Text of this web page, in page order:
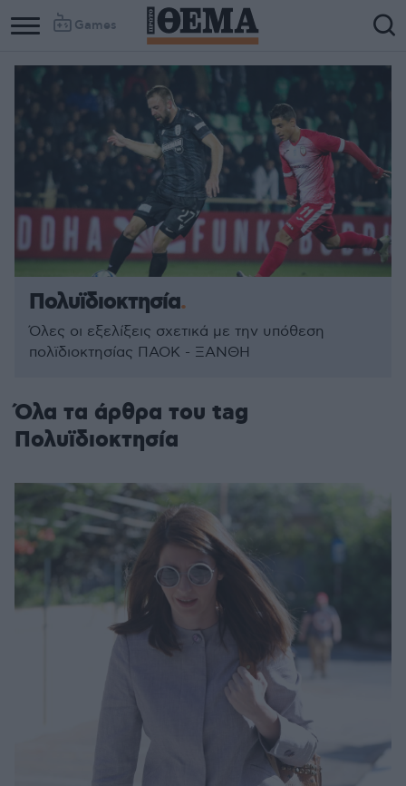
Games
Πολυϊδιοκτησία
Όλες οι εξελίξεις σχετικά με την υπόθεση
πολϊδιοκτησίας ΠΑΟΚ - ΞΑΝΘΗ
Όλα τα άρθρα του tag
Πολυϊδιοκτησία